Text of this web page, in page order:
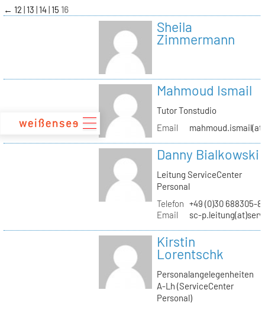
zum
Inhalt
← 12 13 14 15 16
Sheila
Zimmermann
Mahmoud Ismail
Tutor Tonstudio
Email
Danny Bialkowski
Leitung ServiceCenter
Personal
Telefon +49 (0)30 688305-
Email
sc-
Kirstin
Lorentschk
Personalangelegenheiten
A-Lh (ServiceCenter
Personal)